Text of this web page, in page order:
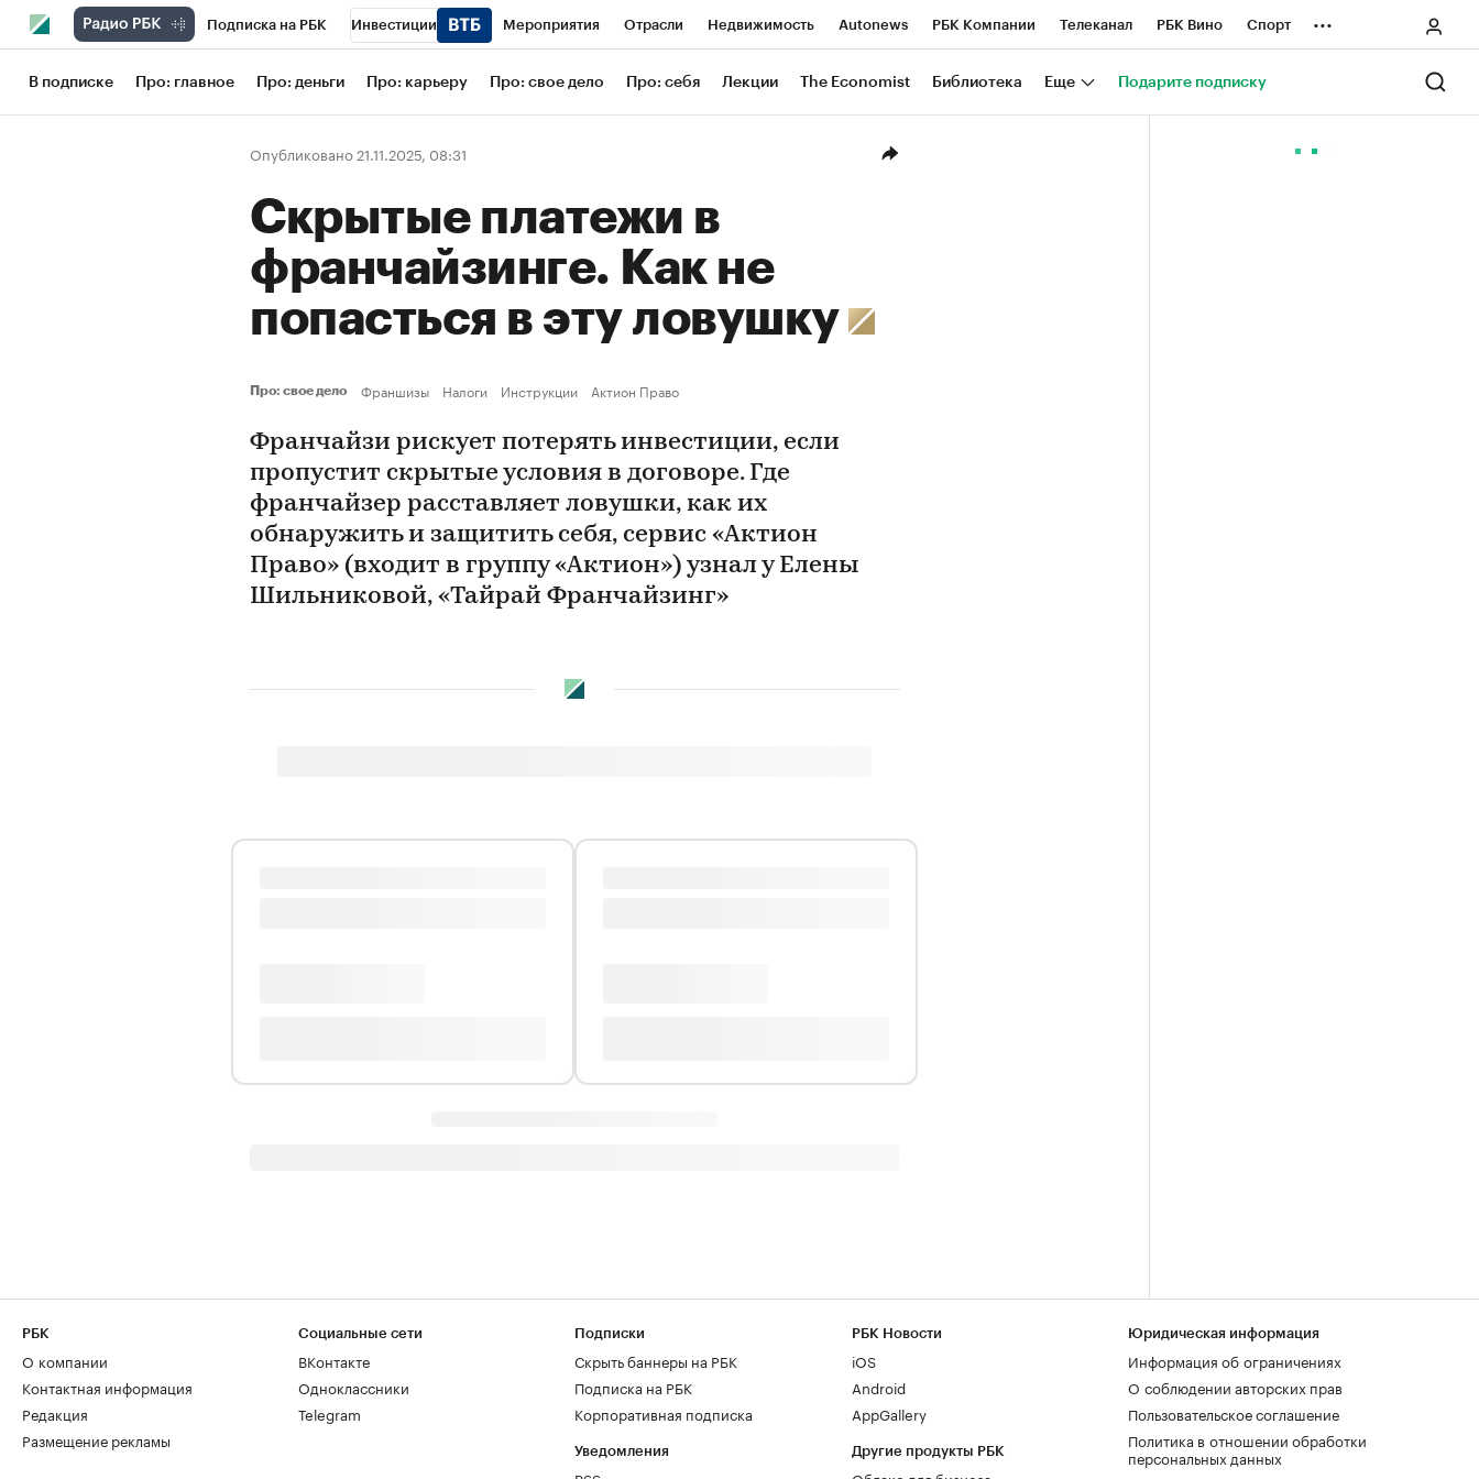
Подписка на РБК Инвестиции Мероприятия Отрасли Недвижимость Autonews РБК Компании Телеканал РБК Вино Спорт
Школа управления РБК РБК Образование РБК Life Тренды Визионеры Национальные проекты Город
Рынок наличной валюты
...
В подписке Про: главное Про: деньги Про: карьеру Про: свое дело Про: себя Лекции The Economist Библиотека Еще Подарите подписку
Опубликовано 21.11.2025, 08:31
Скрытые платежи в
франчайзинге. Как не
попасться в эту ловушку
Про: свое дело Франшизы Налоги Инструкции Актион Право
Франчайзи рискует потерять инвестиции, если
пропустит скрытые условия в договоре. Где
франчайзер расставляет ловушки, как их
обнаружить и защитить себя, сервис «Актион
Право» (входит в группу «Актион») узнал у Елены
Шильниковой, «Тайрай Франчайзинг»
РБК
О компании
Контактная информация
Редакция
Размещение рекламы
Социальные сети
ВКонтакте
Одноклассники
Telegram
Подписки
Скрыть баннеры на РБК
Подписка на РБК
Корпоративная подписка
Уведомления
РБК Новости
iOS
Android
AppGallery
Другие продукты РБК
Юридическая информация
Информация об ограничениях
О соблюдении авторских прав
Пользовательское соглашение
Политика в отношении обработки
персональных данных